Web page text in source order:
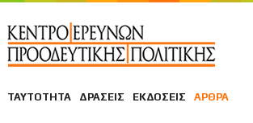
ΤΑΥΤΟΤΗΤΑ ΔΡΑΣΕΙΣ ΕΚΔΟΣΕΙΣ ΑΡΘΡΑ